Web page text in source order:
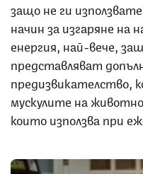
защо не ги
начин за изгаряне на
енергия, най-вече,
представляват
предизвикателство,
мускулите на
които използва при